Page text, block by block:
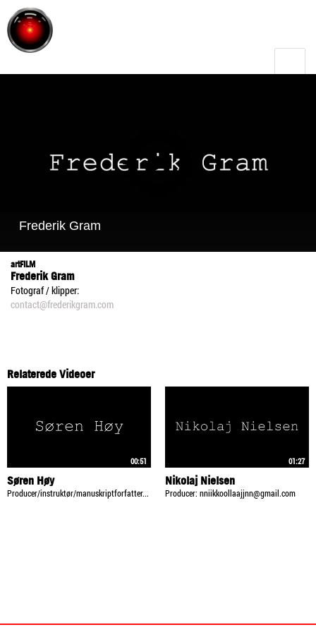
menu
artFILM
Frederik Gram
Fotograf / klipper:
contact@frederikgram.com
Relaterede Videoer
00:51
Søren Høy
Producer/instruktør/manuskriptforfatter...
01:27
Nikolaj Nielsen
Producer: nniikkoollaajjnn@gmail.com